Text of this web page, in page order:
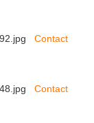
Contact
Contact